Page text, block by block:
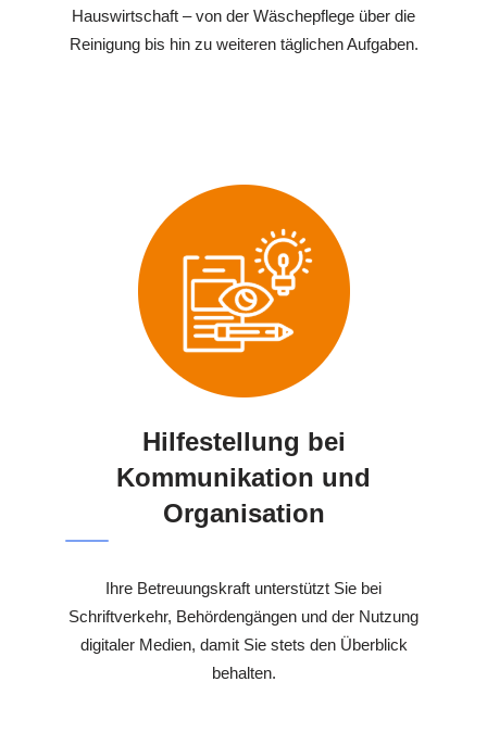
Hauswirtschaft – von der Wäschepflege über die
Reinigung bis hin zu weiteren täglichen Aufgaben.
Hilfestellung bei
Kommunikation und
Organisation
Ihre Betreuungskraft unterstützt Sie bei
Schriftverkehr, Behördengängen und der Nutzung
digitaler Medien, damit Sie stets den Überblick
behalten.